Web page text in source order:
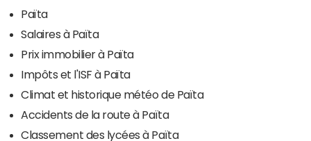
Païta
Salaires à Païta
Prix immobilier à Païta
Impôts et l'ISF à Païta
Climat et historique météo de Païta
Accidents de la route à Païta
Classement des lycées à Païta